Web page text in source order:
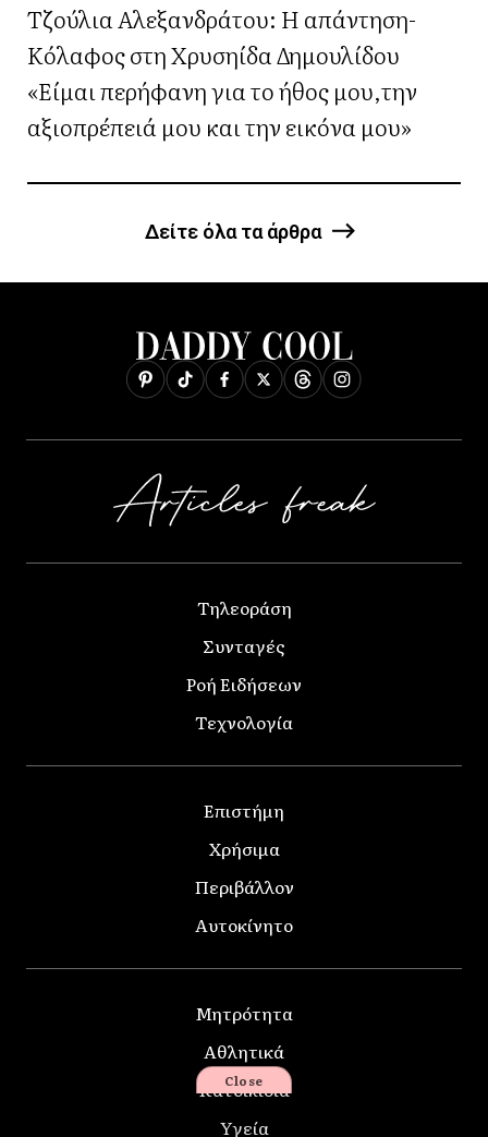
Τζούλια Αλεξανδράτου: Η απάντηση-
Κόλαφος στη Χρυσηίδα Δημουλίδου
«Είμαι περήφανη για το ήθος μου,την
αξιοπρέπειά μου και την εικόνα μου»
Δείτε όλα τα άρθρα
Τηλεοράση
Συνταγές
Ροή Ειδήσεων
Τεχνολογία
Επιστήμη
Χρήσιμα
Περιβάλλον
Αυτοκίνητο
Μητρότητα
Αθλητικά
Κατοικίδια
Υγεία
Close